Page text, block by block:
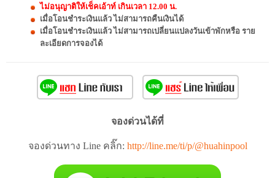
ไม่อนุญาติให้เช็คเอ้าท์ เกินเวลา 12.00 น.
เมื่อโอนชำระเงินแล้ว ไม่สามารถคืนเงินได้
เมื่อโอนชำระเงินแล้ว ไม่สามารถเปลี่ยนแปลงวันเข้าพักหรือ ราย
ละเอียดการจองได้
จองด่วนได้ที่
จองด่วนทาง Line คลิ๊ก: http://line.me/ti/p/@huahinpool